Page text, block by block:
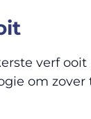
verf
om